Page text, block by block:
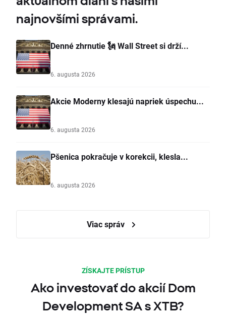
najnovšími správami.
Denné zhrnutie 🗽 Wall Street si drží...
6. augusta 2026
Akcie Moderny klesajú napriek úspechu...
6. augusta 2026
Pšenica pokračuje v korekcii, klesla...
6. augusta 2026
Viac správ
ZÍSKAJTE PRÍSTUP
Ako investovať do akcií Dom
Development SA s XTB?